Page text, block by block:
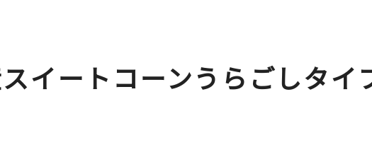
イートコーンうらごしタ